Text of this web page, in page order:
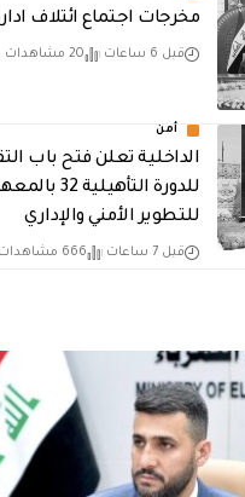
مخرجات اجتماع ائتلاف
قبل 6 ساعات 20 مشاهدات
أمن
الداخلية تعلن فتح باب
للدورة
للتطوير الأمني والإداري
قبل 7 ساعات 666 مشاهدات